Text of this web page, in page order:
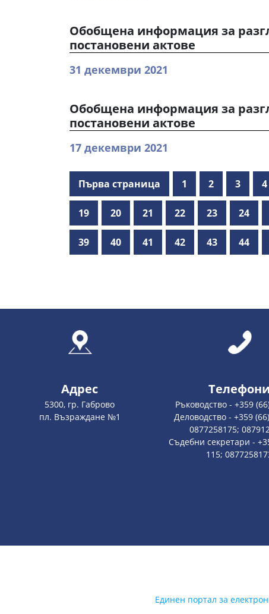
Обобщена информация за
постановени актове
31 декември 2021
Обобщена информация за
постановени актове
17 декември 2021
Първа страница 1 2 3 4
19 20 21 22 23 24
39 40 41 42 43 44
Адрес
5300, гр. Габрово
пл. Възраждане №1
Телефони
Ръководство - +359
Деловодство - +359
0877258175;
Съдебни секретари -
115;
Единен портал за